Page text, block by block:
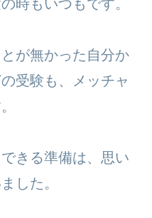
時もいつもです。
が無かった自分か
受験も、メッチャ
きる準備は、思い
した。